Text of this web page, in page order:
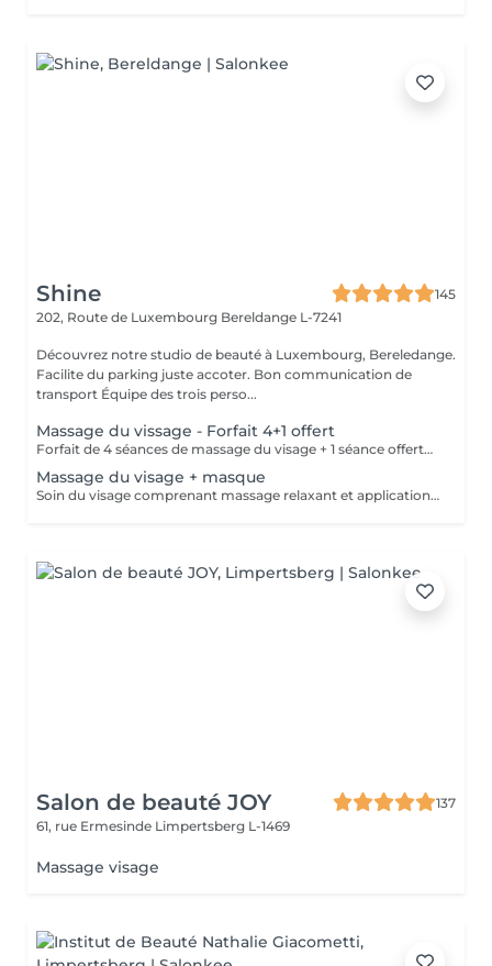
Shine
145
202, Route de Luxembourg Bereldange L-7241
Découvrez notre studio de beauté à Luxembourg, Bereledange.
Facilite du parking juste accoter. Bon communication de
transport Équipe des trois perso...
Massage du vissage - Forfait 4+1 offert
Forfait de 4 séances de massage du visage + 1 séance offerte. Soin relaxant et tonifiant favorisant la circulation, la détente musculaire et l'éclat de la peau. Forfait payable à l'avance et non remboursable. Les séances sont à planifier selon les disponibilités.
Massage du visage + masque
Soin du visage comprenant massage relaxant et application d'un masque adapté au type de peau. Aide à détendre les muscles du visage, améliorer la circulation et hydrater la peau.
Salon de beauté JOY
137
61, rue Ermesinde Limpertsberg L-1469
Massage visage